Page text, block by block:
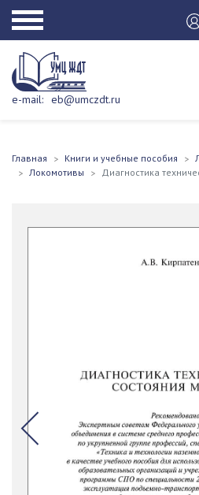
e-mail: eb@umczdt.ru
Главная Книги и учебные пособия
Локомотивы
Диагностика